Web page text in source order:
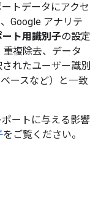
トデータにアクセ
Google アナリテ
ート用識別子の設定
複除去、データ
れたユーザー識別
ースなど）と一致
ートに与える影響
をご覧ください。